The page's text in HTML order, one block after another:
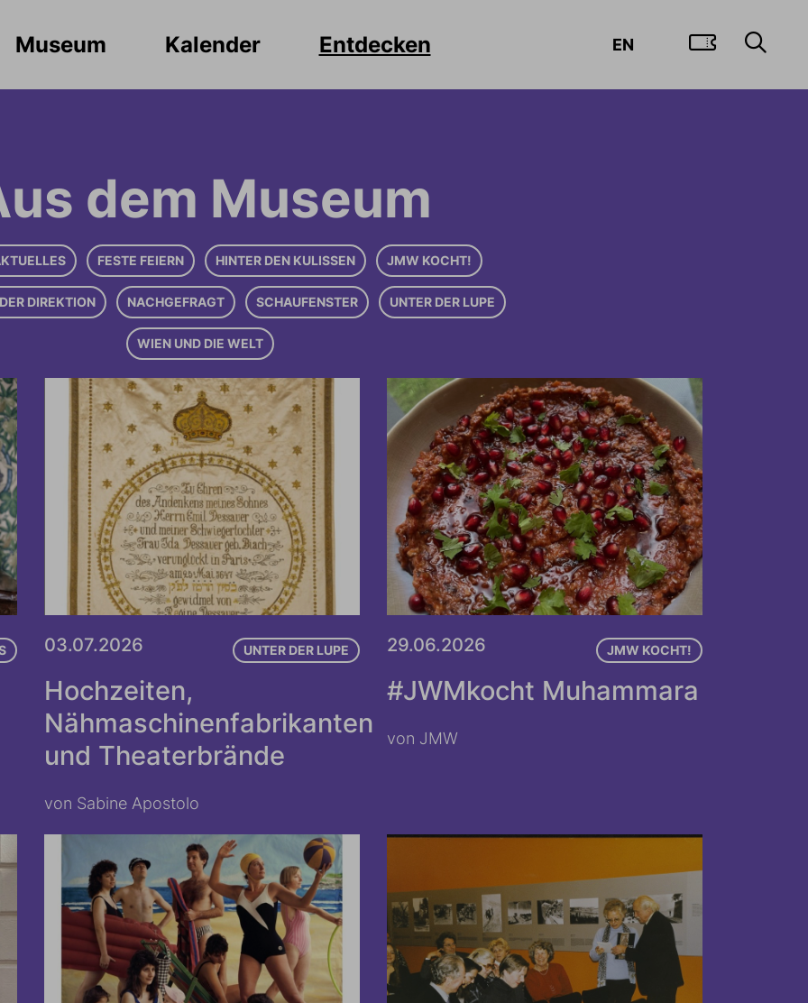
EN ZUM
Museum Kalender Entdecken
dem Museum
FESTE FEIERN HINTER DEN KULISSEN JMW KOCHT!
DIREKTION NACHGEFRAGT SCHAUFENSTER UNTER DER LUPE
WIEN UND DIE WELT
03.07.2026 UNTER DER LUPE
Hochzeiten,
Nähmaschinenfabrikanten
und Theaterbrände
von Sabine Apostolo
29.06.2026 JMW KOCHT!
#JWMkocht Muhammara
von JMW